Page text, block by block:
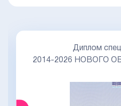
Диплом
2014-2026 НОВОГО